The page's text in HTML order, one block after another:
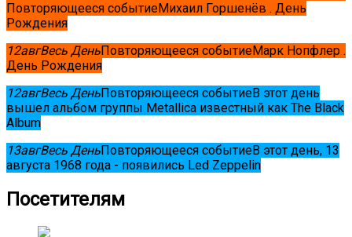
Повторяющееся событиеМихаил Горшенёв . День
Рождения
12авгВесь ДеньПовторяющееся событиеМарк Нопфлер .
День Рождения
12авгВесь ДеньПовторяющееся событиеВ этот день
вышел альбом группы Metallica известный как The Black
Album
13авгВесь ДеньПовторяющееся событиеВ этот день, 13
августа 1968 года - появились Led Zeppelin
Посетителям